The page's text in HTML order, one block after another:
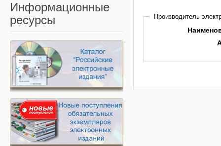
Производитель
Информационные
ресурсы